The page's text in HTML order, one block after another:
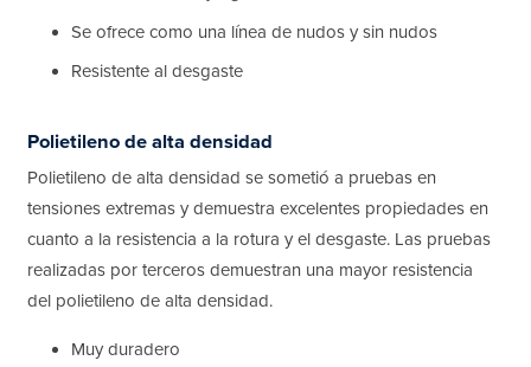
Se ofrece como una línea de nudos y sin nudos
Resistente al desgaste
Polietileno de alta densidad
Polietileno de alta densidad se sometió a pruebas en
tensiones extremas y demuestra excelentes propiedades en
cuanto a la resistencia a la rotura y el desgaste. Las pruebas
realizadas por terceros demuestran una mayor resistencia
del polietileno de alta densidad.
Muy duradero